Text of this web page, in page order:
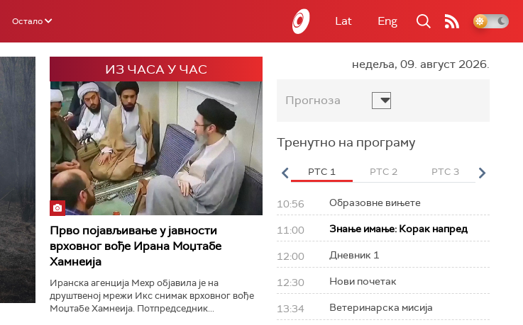
Остало Lat Eng
ИЗ ЧАСА У ЧАС
Прво појављивање у јавности
врховног вође Ирана Моџтабe
Хамнеија
Иранска агенција Мехр објавила је на
друштвеној мрежи Икс снимак врховног вође
Моџтабе Хамнеија. Потпредседник...
недеља, 09. август 2026.
Прогноза
Тренутно на програму
РТС 3 РТС Свет РТС HD РТС 1 РТС 2 РТС 3 РТС
10:56 Образовне вињете
11:00 Знање имање: Корак напред
12:00 Дневник 1
12:30 Нови почетак
13:34 Ветеринарска мисија